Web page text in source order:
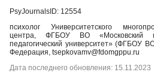
PsyJournalsID: 12554
психолог Университетского
центра, ФГБОУ ВО «Московский
педагогический университет» (ФГБОУ
Федерация, tsepkovamv@fdomgppu.ru
Дата последнего обновления: 15.11.2023